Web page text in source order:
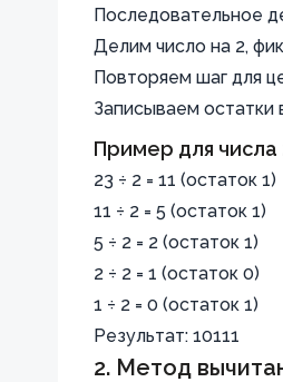
100 + 20
+ 3
2^3 + 1
\cdot
2^2 + 0
\cdot
2^1 + 1
\cdot
2^0 = 8
+ 4 + 0
+ 1 =
13_{10}
Последовательное
Делим число на 2,
Повторяем шаг для
Записываем остатки
Пример для числа
23 ÷ 2 = 11 (остаток 1)
11 ÷ 2 = 5 (остаток 1)
5 ÷ 2 = 2 (остаток 1)
2 ÷ 2 = 1 (остаток 0)
1 ÷ 2 = 0 (остаток 1)
Результат: 10111
2. Метод